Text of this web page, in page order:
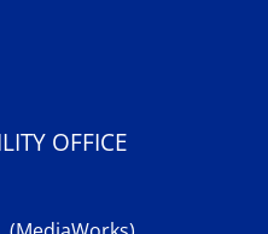
OFFICE